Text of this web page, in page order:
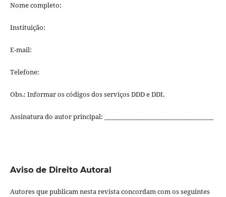
Nome completo:
Instituição:
E-mail:
Telefone:
Obs.: Informar os códigos dos serviços DDD e DDI.
Assinatura do autor principal: ____________________________________
Aviso de Direito Autoral
Autores que publicam nesta revista concordam com os seguintes